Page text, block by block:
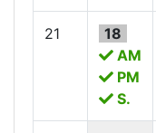
21
18
AM
PM
S.